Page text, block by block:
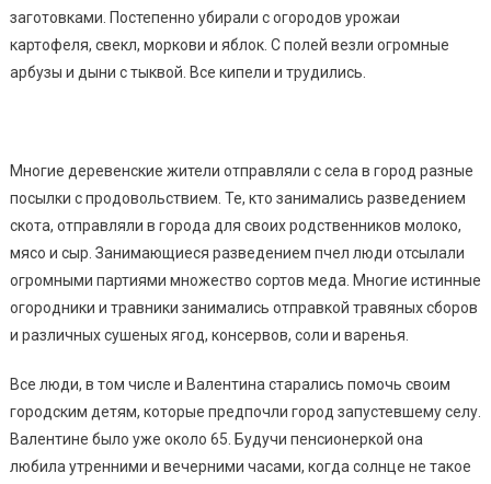
заготовками. Постепенно убирали с огородов урожаи
картофеля, свекл, моркови и яблок. С полей везли огромные
арбузы и дыни с тыквой. Все кипели и трудились.
Многие деревенские жители отправляли с села в город разные
посылки с продовольствием. Те, кто занимались разведением
скота, отправляли в города для своих родственников молоко,
мясо и сыр. Занимающиеся разведением пчел люди отсылали
огромными партиями множество сортов меда. Многие истинные
огородники и травники занимались отправкой травяных сборов
и различных сушеных ягод, консервов, соли и варенья.
Все люди, в том числе и Валентина старались помочь своим
городским детям, которые предпочли город запустевшему селу.
Валентине было уже около 65. Будучи пенсионеркой она
любила утренними и вечерними часами, когда солнце не такое